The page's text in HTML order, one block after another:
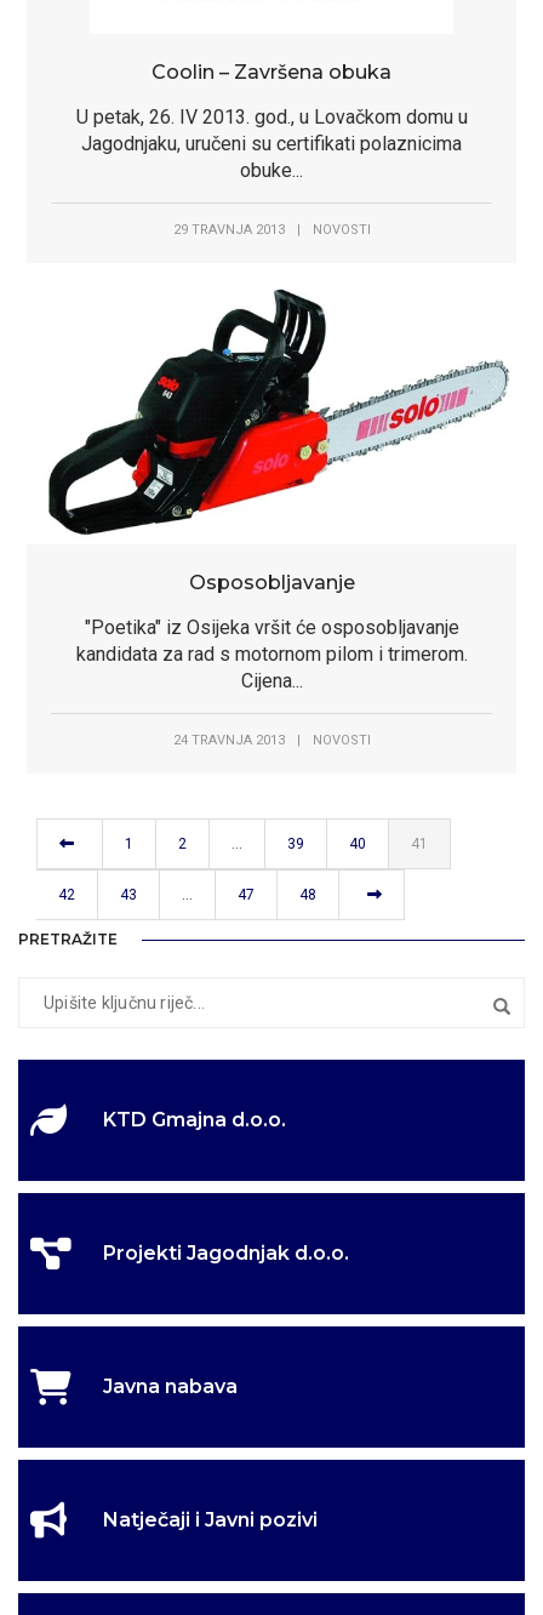
Dobro došli u selo
kulina
Dobro došli na
službene stranice
Općine Jagodnjak
Dobro došli u selo
kulina
Dobro došli na
službene stranice
Općine Jagodnjak
Coolin – Završena obuka
U petak, 26. IV 2013. god., u Lovačkom domu u
Jagodnjaku, uručeni su certifikati polaznicima
obuke...
29 TRAVNJA 2013 NOVOSTI
Osposobljavanje
"Poetika" iz Osijeka vršit će osposobljavanje
kandidata za rad s motornom pilom i trimerom.
Cijena...
24 TRAVNJA 2013 | NOVOSTI
1 2 39 40 41
42 43 47 48
PRETRAŽITE
KTD Gmajna d.o.o.
Projekti Jagodnjak d.o.o.
Javna nabava
Natječaji i Javni pozivi